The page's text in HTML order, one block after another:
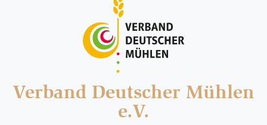
Verband Deutscher Mühlen
e.V.